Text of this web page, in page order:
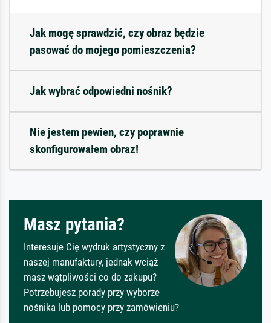
Jak mogę sprawdzić, czy obraz będzie
pasować do mojego pomieszczenia?
Jak wybrać odpowiedni nośnik?
Nie jestem pewien, czy poprawnie
skonfigurowałem obraz!
Masz pytania?
Interesuje Cię wydruk artystyczny z
naszej manufaktury, jednak wciąż
masz wątpliwości co do zakupu?
Potrzebujesz porady przy wyborze
nośnika lub pomocy przy zamówieniu?